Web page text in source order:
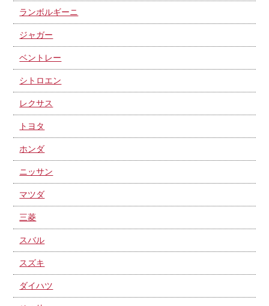
ランボルギーニ
ジャガー
ベントレー
シトロエン
レクサス
トヨタ
ホンダ
ニッサン
マツダ
三菱
スバル
スズキ
ダイハツ